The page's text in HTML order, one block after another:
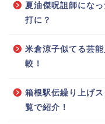
夏油傑呪詛師にな
打に？
米倉涼子似てる芸
較！
箱根駅伝繰り上げ
覧で紹介！